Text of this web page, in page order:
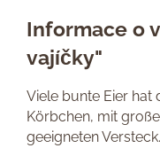
Informace o
vajíčky"
Viele bunte Eier hat
Körbchen, mit
geeigneten